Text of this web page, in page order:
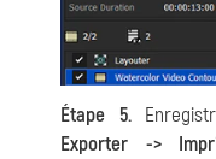
Étape 5.
Exporter ->